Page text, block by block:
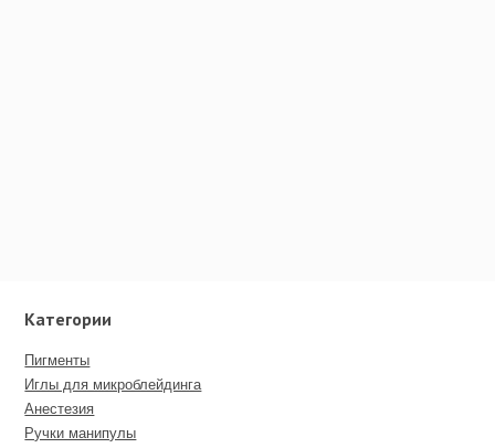
Категории
Пигменты
Иглы для микроблейдинга
Анестезия
Ручки манипулы